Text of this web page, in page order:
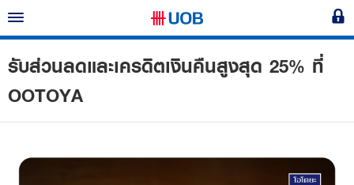
To
Main
Content
UOB
bank
รับส่วนลดและเครดิตเงินคืนสูงสุด 25% ที่
OOTOYA